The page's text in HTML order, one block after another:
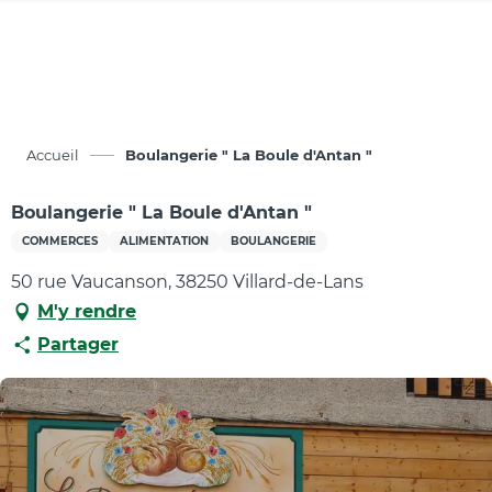
Accueil Boulangerie " La Boule d'Antan "
Boulangerie " La Boule d'Antan "
COMMERCES ALIMENTATION BOULANGERIE
50 rue Vaucanson, 38250 Villard-de-Lans
M'y rendre
Partager